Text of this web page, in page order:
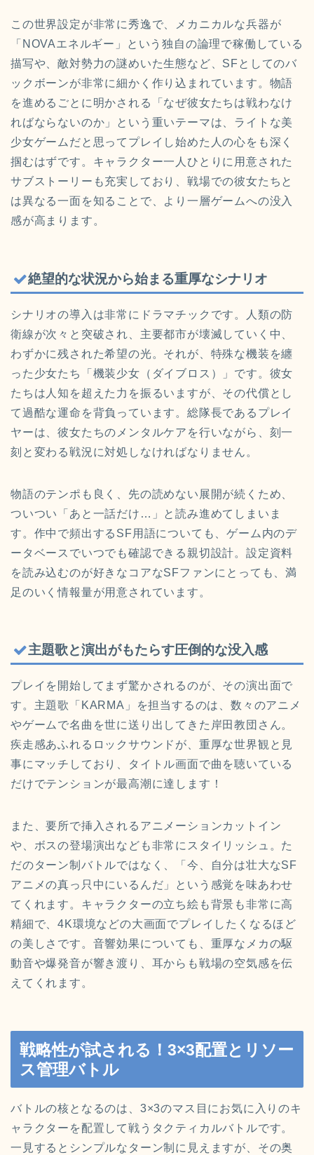
この世界設定が非常に秀逸で、メカニカルな兵器が
「NOVAエネルギー」という独自の論理で稼働している
描写や、敵対勢力の謎めいた生態など、SFとしてのバ
ックボーンが非常に細かく作り込まれています。物語
を進めるごとに明かされる「なぜ彼女たちは戦わなけ
ればならないのか」という重いテーマは、ライトな美
少女ゲームだと思ってプレイし始めた人の心をも深く
掴むはずです。キャラクター一人ひとりに用意された
サブストーリーも充実しており、戦場での彼女たちと
は異なる一面を知ることで、より一層ゲームへの没入
感が高まります。
絶望的な状況から始まる重厚なシナリオ
シナリオの導入は非常にドラマチックです。人類の防
衛線が次々と突破され、主要都市が壊滅していく中、
わずかに残された希望の光。それが、特殊な機装を纏
った少女たち「機装少女（ダイブロス）」です。彼女
たちは人知を超えた力を振るいますが、その代償とし
て過酷な運命を背負っています。総隊長であるプレイ
ヤーは、彼女たちのメンタルケアを行いながら、刻一
刻と変わる戦況に対処しなければなりません。
物語のテンポも良く、先の読めない展開が続くため、
ついつい「あと一話だけ…」と読み進めてしまいま
す。作中で頻出するSF用語についても、ゲーム内のデ
ータベースでいつでも確認できる親切設計。設定資料
を読み込むのが好きなコアなSFファンにとっても、満
足のいく情報量が用意されています。
主題歌と演出がもたらす圧倒的な没入感
プレイを開始してまず驚かされるのが、その演出面で
す。主題歌「KARMA」を担当するのは、数々のアニメ
やゲームで名曲を世に送り出してきた岸田教団さん。
疾走感あふれるロックサウンドが、重厚な世界観と見
事にマッチしており、タイトル画面で曲を聴いている
だけでテンションが最高潮に達します！
また、要所で挿入されるアニメーションカットイン
や、ボスの登場演出なども非常にスタイリッシュ。た
だのターン制バトルではなく、「今、自分は壮大なSF
アニメの真っ只中にいるんだ」という感覚を味あわせ
てくれます。キャラクターの立ち絵も背景も非常に高
精細で、4K環境などの大画面でプレイしたくなるほど
の美しさです。音響効果についても、重厚なメカの駆
動音や爆発音が響き渡り、耳からも戦場の空気感を伝
えてくれます。
戦略性が試される！3×3配置とリソー
ス管理バトル
バトルの核となるのは、3×3のマス目にお気に入りのキ
ャラクターを配置して戦うタクティカルバトルです。
一見するとシンプルなターン制に見えますが、その奥